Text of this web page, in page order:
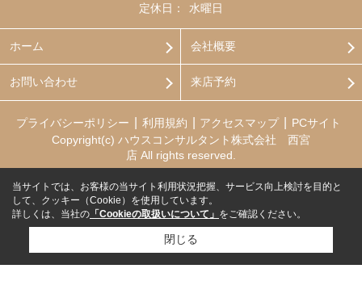
定休日：
水曜日
ホーム 会社概要
お問い合わせ 来店予約
プライバシーポリシー 利用規約 アクセスマップ
PCサイト
Copyright(c) ハウスコンサルタント株式会社 西宮
店 All rights reserved.
当サイトでは、お客様の当サイト利用状況把握、サービス向上検討を目的と
して、クッキー（Cookie）を使用しています。
詳しくは、当社の 「Cookieの取扱いについて」 をご確認ください。
閉じる